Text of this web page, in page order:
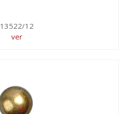
13522/12
ver